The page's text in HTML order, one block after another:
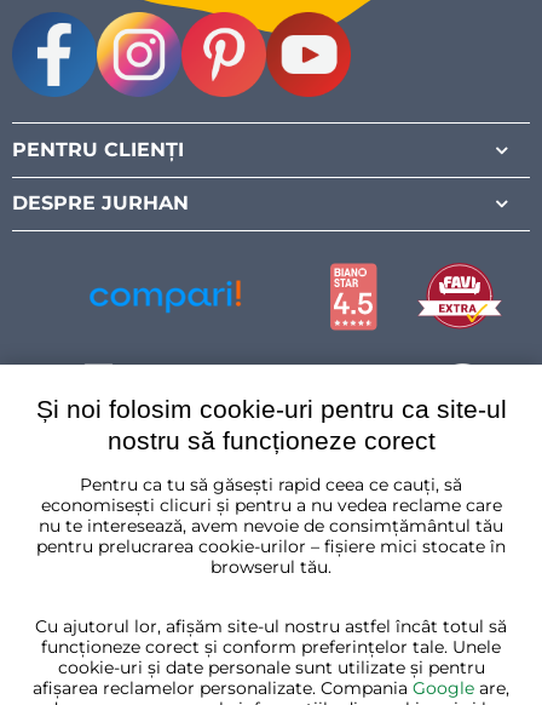
PENTRU CLIENȚI
DESPRE JURHAN
România
Și noi folosim cookie-uri pentru ca site-ul
nostru să funcționeze corect
Pentru ca tu să găsești rapid ceea ce cauți, să
economisești clicuri și pentru a nu vedea reclame care
nu te interesează, avem nevoie de consimțământul tău
pentru prelucrarea cookie-urilor – fișiere mici stocate în
browserul tău.
Cu ajutorul lor, afișăm site-ul nostru astfel încât totul să
funcționeze corect și conform preferințelor tale. Unele
cookie-uri și date personale sunt utilizate și pentru
afișarea reclamelor personalizate. Compania Google are,